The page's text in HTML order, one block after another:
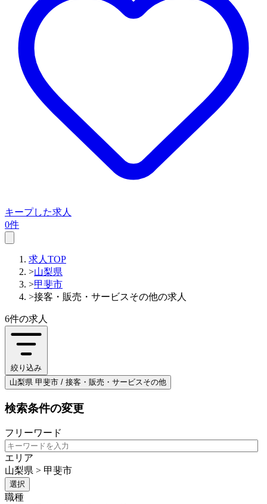
キープした求人
0件
求人TOP
>山梨県
>甲斐市
>接客・販売・サービスその他の求人
6件の求人
絞り込み
山梨県 甲斐市 / 接客・販売・サービスその他
検索条件の変更
フリーワード
エリア
山梨県 > 甲斐市
選択
職種